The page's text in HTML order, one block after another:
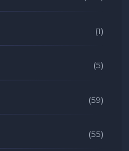
(1)
(5)
(59)
(55)